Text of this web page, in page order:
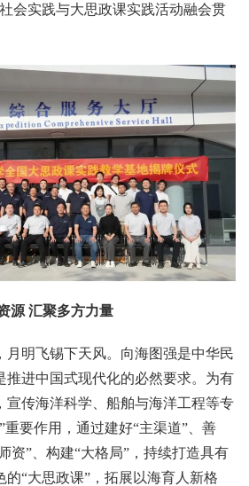
会实践与大思政课实践活动融会贯
源 汇聚多方力量
月明飞锡下天风。向海图强是中华民
推进中国式现代化的必然要求。为有
宣传海洋科学、船舶与海洋工程等专
重要作用，通过建好“主渠道”、善
资”、构建“大格局”，持续打造具有
“大思政课”，拓展以海育人新格